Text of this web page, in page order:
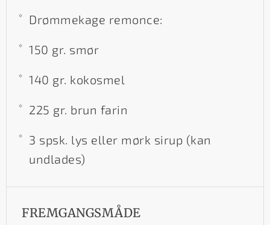
Drømmekage remonce:
150 gr. smør
140 gr. kokosmel
225 gr. brun farin
3 spsk. lys eller mørk sirup (kan
undlades)
FREMGANGSMÅDE